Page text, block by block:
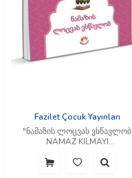
Fazilet Çocuk Yayınları
"ნამაზის ლოცვას ვსწავლობ
NAMAZ KILMAYI